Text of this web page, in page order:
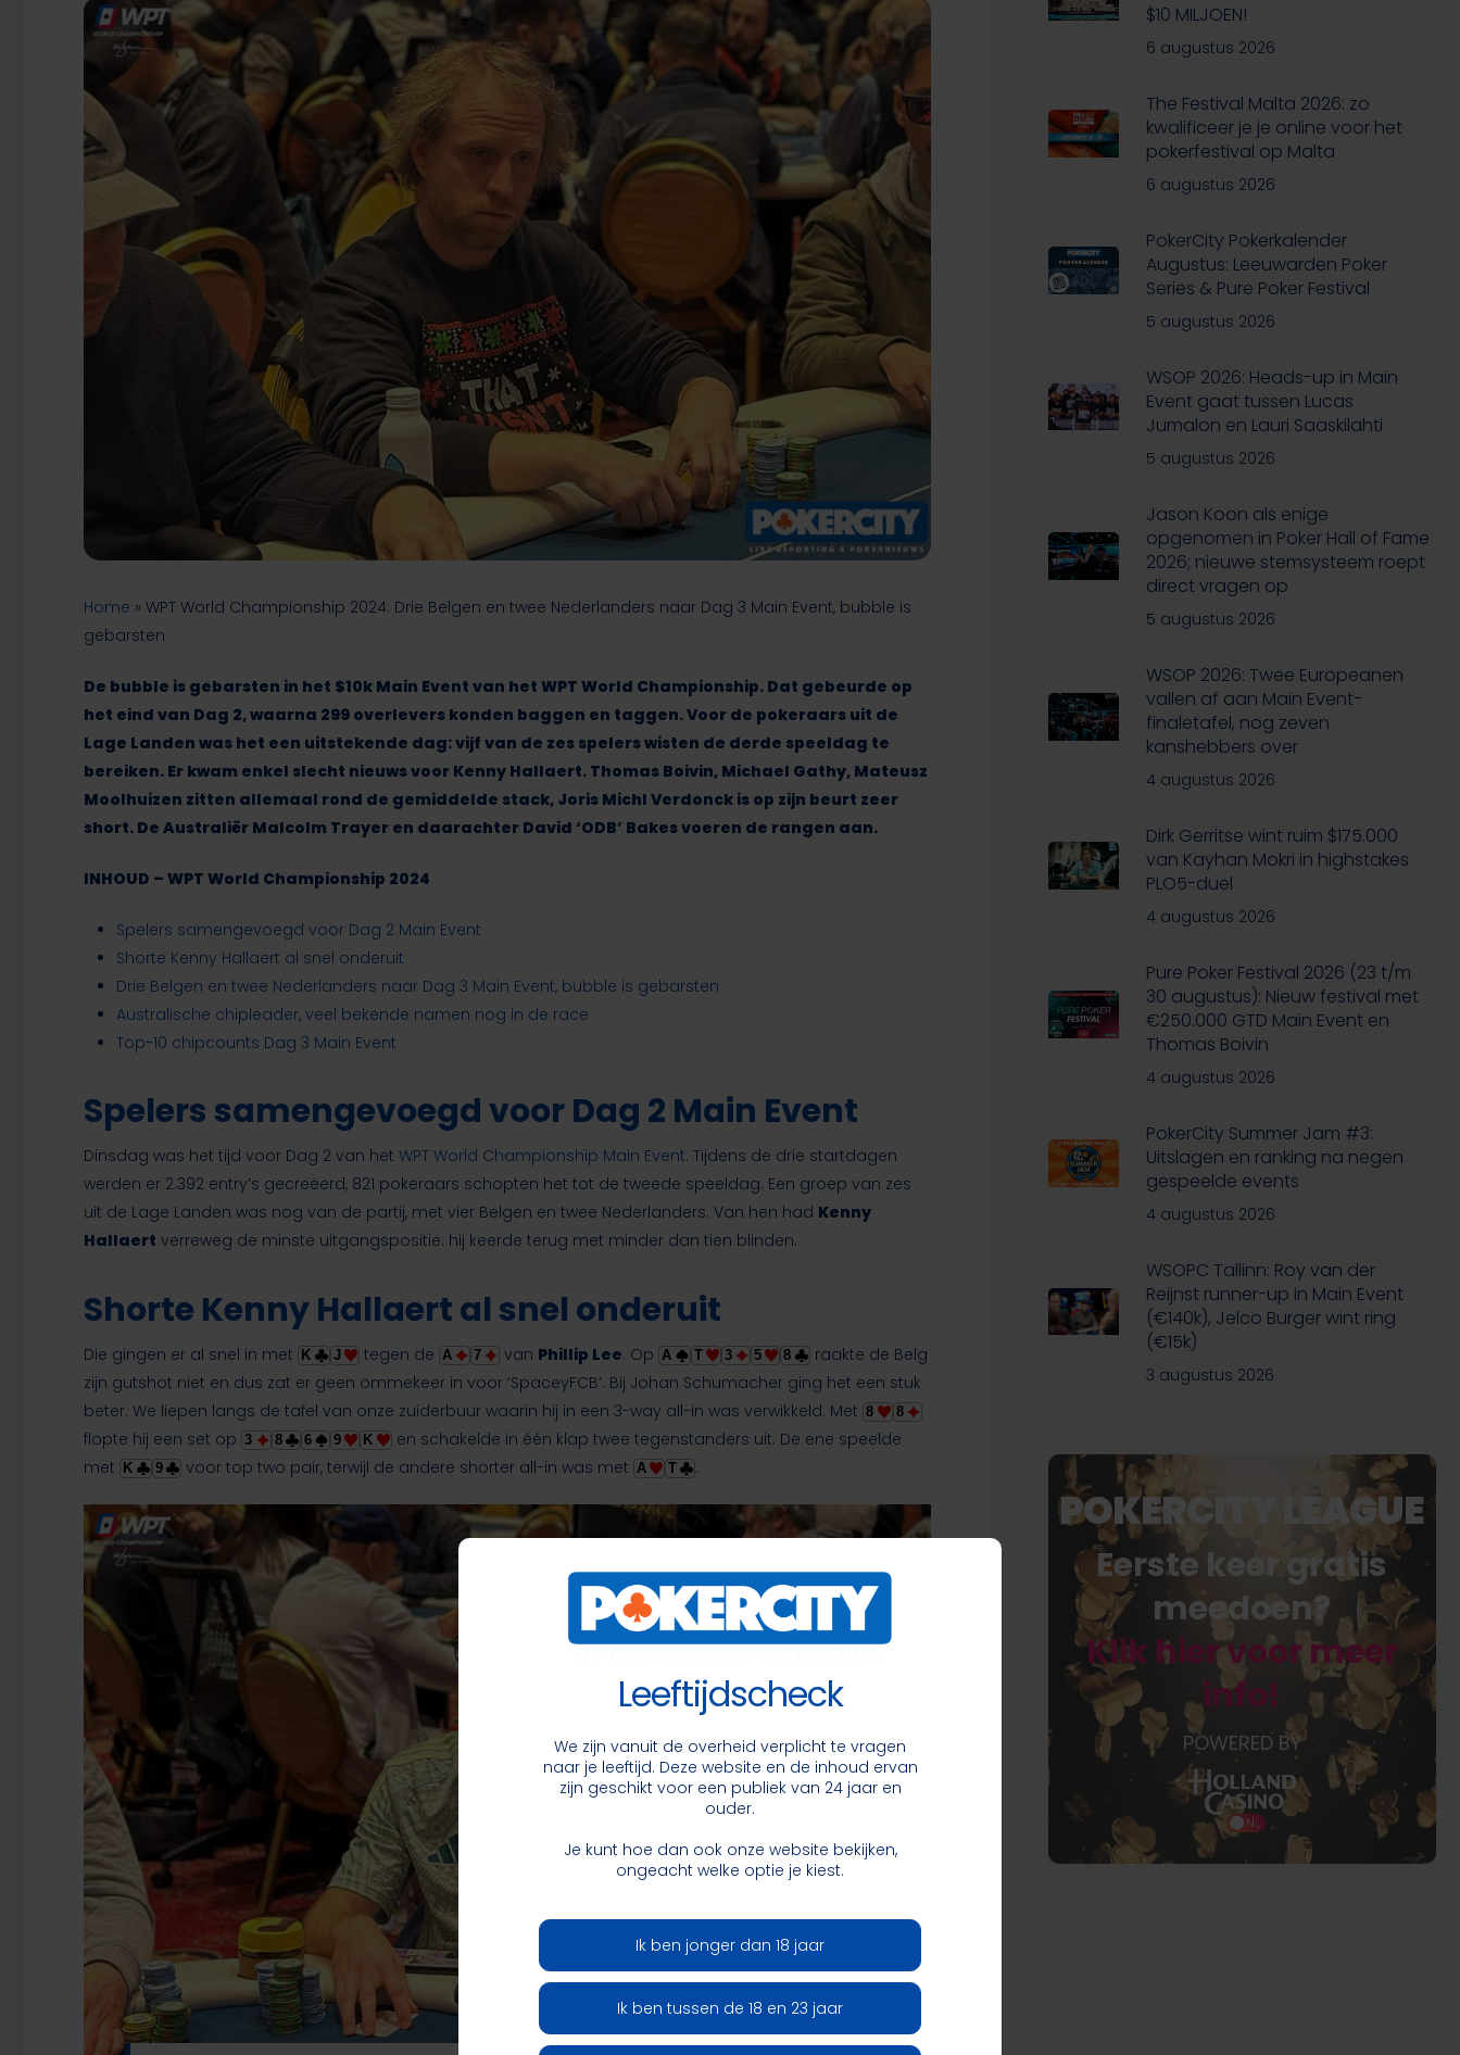
Druk op ENTER om te zoeken of ESC te sluiten
Home »WPT World Championship 2024: Drie Belgen en twee Nederlanders naar Dag 3 Main Event, bubble is
gebarsten
De bubble is gebarsten in het $10k Main Event van het WPT World Championship. Dat gebeurde op
het eind van Dag 2, waarna 299 overlevers konden baggen en taggen. Voor de pokeraars uit de
Lage Landen was het een uitstekende dag: vijf van de zes spelers wisten de derde speeldag te
bereiken. Er kwam enkel slecht nieuws voor Kenny Hallaert. Thomas Boivin, Michael Gathy, Mateusz
Moolhuizen zitten allemaal rond de gemiddelde stack, Joris Michl Verdonck is op zijn beurt zeer
short. De Australiër Malcolm Trayer en daarachter David ‘ODB’ Bakes voeren de rangen aan.
INHOUD – WPT World Championship 2024
Spelers samengevoegd voor Dag 2 Main Event
Shorte Kenny Hallaert al snel onderuit
Drie Belgen en twee Nederlanders naar Dag 3 Main Event, bubble is gebarsten
Australische chipleader, veel bekende namen nog in de race
Top-10 chipcounts Dag 3 Main Event
Spelers samengevoegd voor Dag 2 Main Event
Dinsdag was het tijd voor Dag 2 van hetWPT World Championship Main Event. Tijdens de drie startdagen
werden er 2.392 entry’s gecreëerd, 821 pokeraars schopten het tot de tweede speeldag. Een groep van zes
uit de Lage Landen was nog van de partij, met vier Belgen en twee Nederlanders. Van hen had Kenny
Hallaert verreweg de minste uitgangspositie: hij keerde terug met minder dan tien blinden.
Shorte Kenny Hallaert al snel onderuit
Die gingen er al snel in met K J tegen de A 7 van Phillip Lee. Op A T 3 5 8
raakte de Belg
zijn gutshot niet en dus zat er geen ommekeer in voor ‘SpaceyFCB’. Bij Johan Schumacher ging het een stuk
beter. We liepen langs de tafel van onze zuiderbuur waarin hij in een 3-way all-in was verwikkeld. Met 8 8
flopte hij een set op 3 8 6 9 K
en schakelde in één klap twee tegenstanders uit. De ene speelde
met
K 9 voor top two pair, terwijl de andere shorter all-in was met A T .
$10 MILJOEN!
6 augustus 2026
The Festival Malta 2026: zo
kwalificeer je je online voor het
pokerfestival op Malta
6 augustus 2026
PokerCity Pokerkalender
Augustus: Leeuwarden Poker
Series & Pure Poker Festival
5 augustus 2026
WSOP 2026: Heads-up in Main
Event gaat tussen Lucas
Jumalon en Lauri Saaskilahti
5 augustus 2026
Jason Koon als enige
opgenomen in Poker Hall of Fame
2026; nieuwe stemsysteem roept
direct vragen op
5 augustus 2026
WSOP 2026: Twee Europeanen
vallen af aan Main Event-
finaletafel, nog zeven
kanshebbers over
4 augustus 2026
Dirk Gerritse wint ruim $175.000
van Kayhan Mokri in highstakes
PLO5-duel
4 augustus 2026
Pure Poker Festival 2026 (23 t/m
30 augustus): Nieuw festival met
€250.000 GTD Main Event en
Thomas Boivin
4 augustus 2026
PokerCity Summer Jam #3:
Uitslagen en ranking na negen
gespeelde events
4 augustus 2026
WSOPC Tallinn: Roy van der
Reijnst runner-up in Main Event
(€140k), Jelco Burger wint ring
(€15k)
3 augustus 2026
POKERCITY LEAGUE
Eerste keer gratis
meedoen?
Klik hier voor meer
info!
POWERED BY
Leeftijdscheck
We zijn vanuit de overheid verplicht te vragen
naar je leeftijd. Deze website en de inhoud ervan
zijn geschikt voor een publiek van 24 jaar en
ouder.
Je kunt hoe dan ook onze website bekijken,
ongeacht welke optie je kiest.
Ik ben jonger dan 18 jaar
Ik ben tussen de 18 en 23 jaar